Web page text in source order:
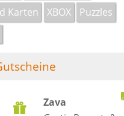
Karten
XBOX
Puzzles
Zava